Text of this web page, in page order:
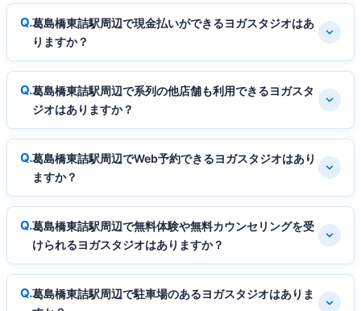
葛島橋東詰駅周辺で現金払いができるヨガスタジオはあ
りますか？
葛島橋東詰駅周辺で系列の他店舗も利用できるヨガスタ
ジオはありますか？
葛島橋東詰駅周辺でWeb予約できるヨガスタジオはあり
ますか？
葛島橋東詰駅周辺で無料体験や無料カウンセリングを受
けられるヨガスタジオはありますか？
葛島橋東詰駅周辺で駐車場のあるヨガスタジオはありま